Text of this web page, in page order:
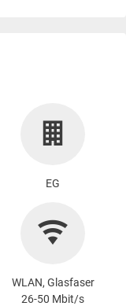
EG
WLAN, Glasfaser
26-50 Mbit/s